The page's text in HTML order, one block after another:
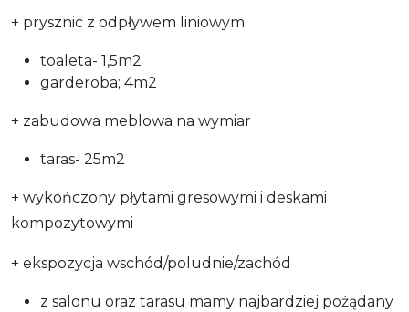
+ prysznic z odpływem liniowym
toaleta- 1,5m2
garderoba; 4m2
+ zabudowa meblowa na wymiar
taras- 25m2
+ wykończony płytami gresowymi i deskami
kompozytowymi
+ ekspozycja wschód/poludnie/zachód
z salonu oraz tarasu mamy najbardziej pożądany